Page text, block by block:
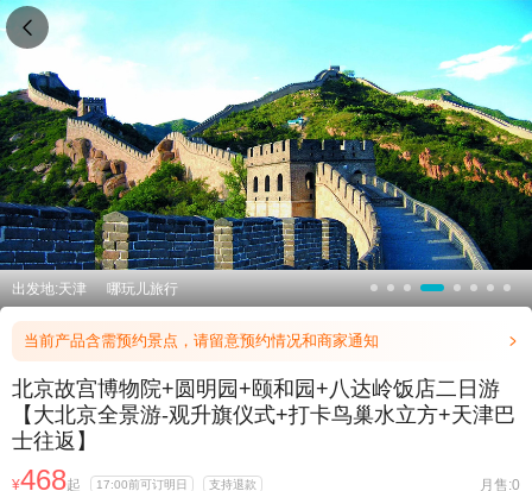
出发地:天津 哪玩儿旅行
当前产品含需预约景点，请留意预约情况和商家通知 
北京故宫博物院+圆明园+颐和园+八达岭饭店二日游
【大北京全景游-观升旗仪式+打卡鸟巢水立方+天津巴
士往返】
¥468起 17:00前可订明日 支持退款 月售:0
